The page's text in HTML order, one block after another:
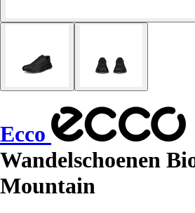
Ecco
Wandelschoenen
Mountain